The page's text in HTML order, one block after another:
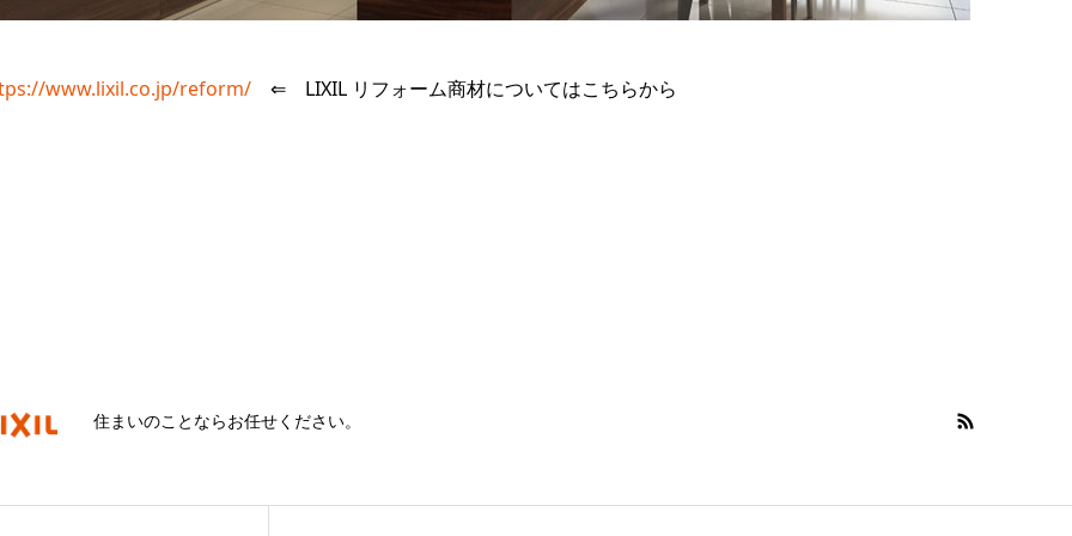
www.lixil.co.jp/reform/ ⇐ LIXIL リフォーム商材についてはこちらから
住まいのことならお任せください。